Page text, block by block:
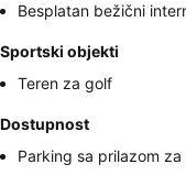
Besplatan bežični
Sportski objekti
Teren za golf
Dostupnost
Parking sa prilazom